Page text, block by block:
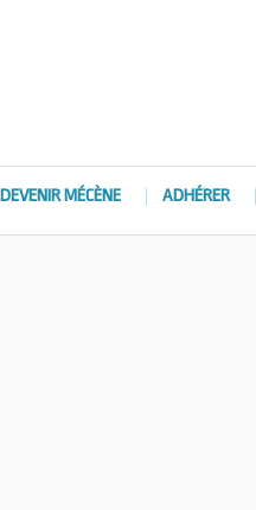
DEVENIR MÉCÈNE ADHÉRER